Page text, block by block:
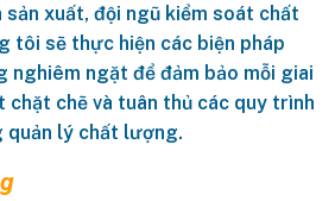
xuất, đội ngũ kiểm soát chất
tôi sẽ thực hiện các biện pháp
nghiêm ngặt để đảm bảo mỗi giai
chặt chẽ và tuân thủ các quy trình
quản lý chất lượng.